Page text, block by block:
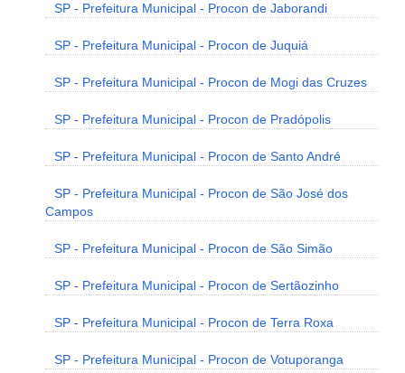
SP - Prefeitura Municipal - Procon de Jaborandi
SP - Prefeitura Municipal - Procon de Juquiá
SP - Prefeitura Municipal - Procon de Mogi das Cruzes
SP - Prefeitura Municipal - Procon de Pradópolis
SP - Prefeitura Municipal - Procon de Santo André
SP - Prefeitura Municipal - Procon de São José dos
Campos
SP - Prefeitura Municipal - Procon de São Simão
SP - Prefeitura Municipal - Procon de Sertãozinho
SP - Prefeitura Municipal - Procon de Terra Roxa
SP - Prefeitura Municipal - Procon de Votuporanga